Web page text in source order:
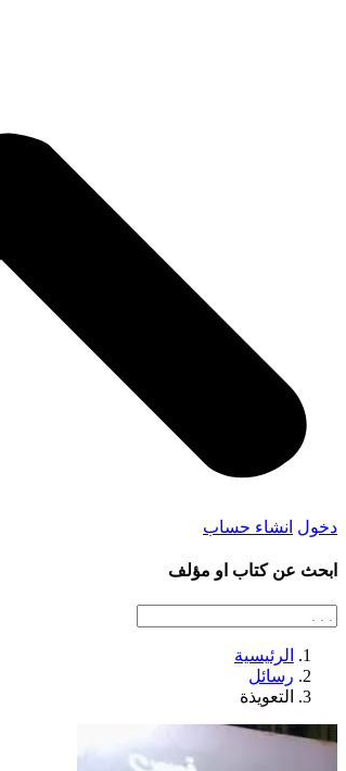
دخول انشاء حساب
ابحث عن كتاب او مؤلف
الرئيسية
رسائل
التعويذة